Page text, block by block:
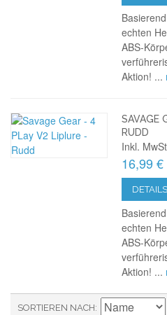
echten
ABS-
Aktion! ...
SAVAGE
RUDD
Inkl.
16,99 €
echten
ABS-
Aktion! ...
SORTIEREN NACH